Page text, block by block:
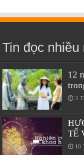
Tin đọc nhiều
12
3
TẾ
10